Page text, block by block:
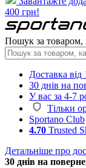
400 грн!
Пошук за товаром,
Доставка від
30 днів на
У вас за 4-7
Тільки
Sportano Club
4.70 Trusted
Детальніше про
30 днів на